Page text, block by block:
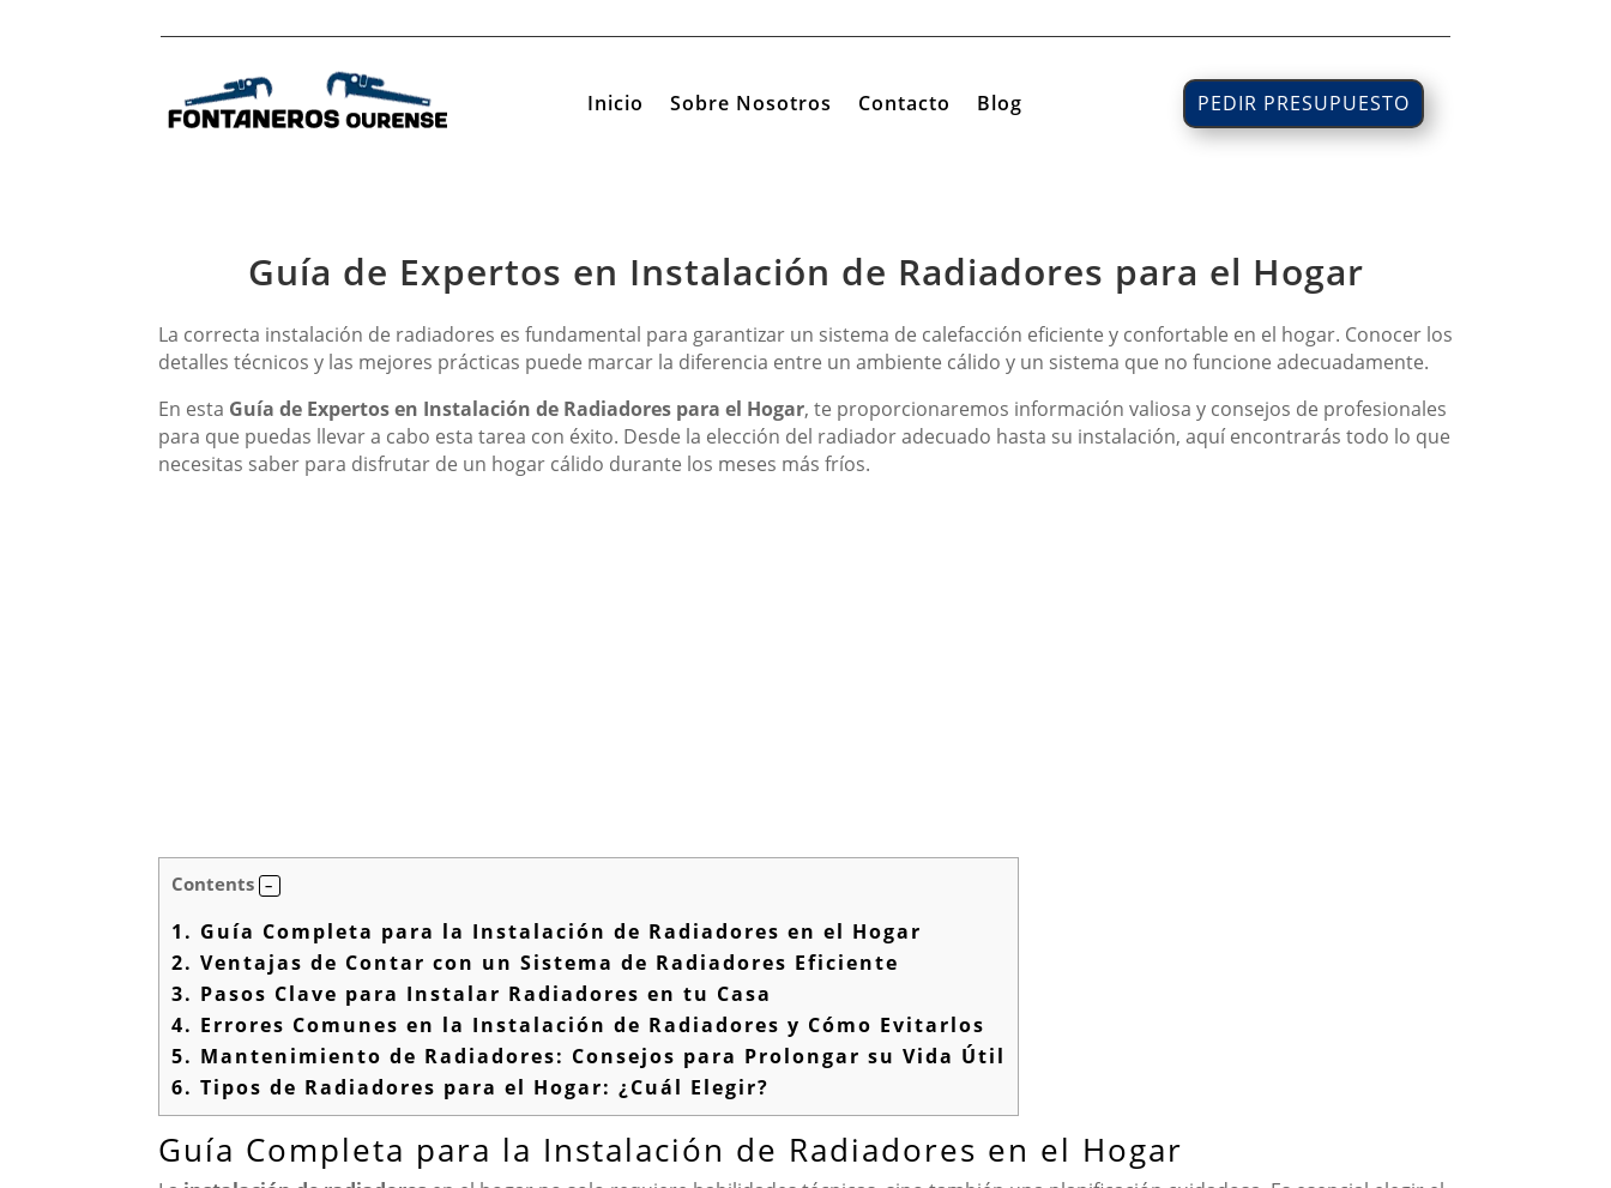
Inicio Sobre Nosotros Contacto Blog PEDIR PRESUPUESTO
Guía de Expertos en Instalación de Radiadores para el Hogar
La correcta instalación de radiadores es fundamental para garantizar un sistema de calefacción eficiente y confortable en el hogar. Conocer los
detalles técnicos y las mejores prácticas puede marcar la diferencia entre un ambiente cálido y un sistema que no funcione adecuadamente.
En esta Guía de Expertos en Instalación de Radiadores para el Hogar, te proporcionaremos información valiosa y consejos de profesionales
para que puedas llevar a cabo esta tarea con éxito. Desde la elección del radiador adecuado hasta su instalación, aquí encontrarás todo lo que
necesitas saber para disfrutar de un hogar cálido durante los meses más fríos.
Contents
1. Guía Completa para la Instalación de Radiadores en el Hogar
2. Ventajas de Contar con un Sistema de Radiadores Eficiente
3. Pasos Clave para Instalar Radiadores en tu Casa
4. Errores Comunes en la Instalación de Radiadores y Cómo Evitarlos
5. Mantenimiento de Radiadores: Consejos para Prolongar su Vida Útil
6. Tipos de Radiadores para el Hogar: ¿Cuál Elegir?
Guía Completa para la Instalación de Radiadores en el Hogar